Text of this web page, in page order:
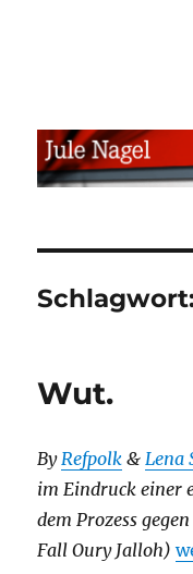
Wut.
By Refpolk & Lena
im Eindruck einer
dem Prozess
Fall Oury Jalloh)